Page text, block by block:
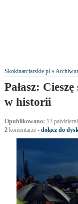
Skokinarciarskie.pl»
Pałasz:
w historii
Opublikowano: 12
2komentarze- dołącz do